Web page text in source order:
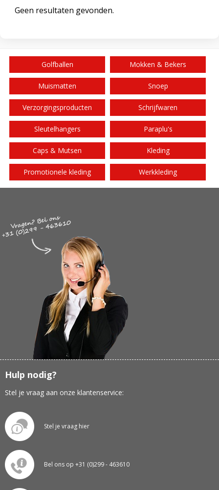
Geen resultaten gevonden.
Golfballen Mokken & Bekers
Muismatten Snoep
Verzorgingsproducten Schrijfwaren
Sleutelhangers Paraplu's
Caps & Mutsen Kleding
Promotionele kleding Werkkleding
Hulp nodig?
Stel je vraag aan onze klantenservice:
Stel je vraag hier
Bel ons op +31 (0)299 - 463610